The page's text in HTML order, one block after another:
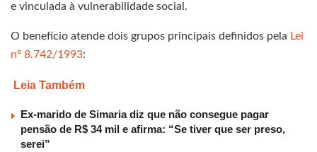
e vinculada à vulnerabilidade social.
O benefício atende dois grupos principais definidos pela Lei
nº 8.742/1993:
Leia Também
Ex-marido de Simaria diz que não consegue pagar
pensão de R$ 34 mil e afirma: “Se tiver que ser preso,
serei”